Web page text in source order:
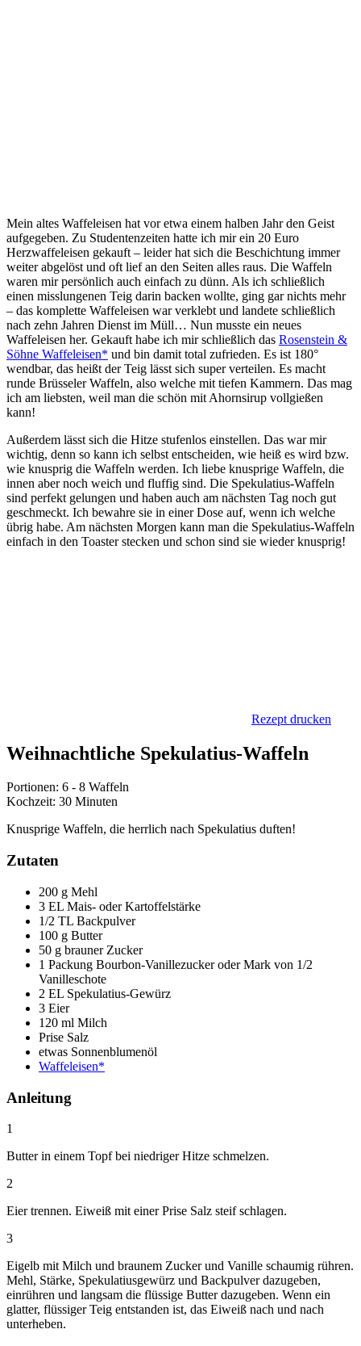
Mein altes Waffeleisen hat vor etwa einem halben Jahr den Geist
aufgegeben. Zu Studentenzeiten hatte ich mir ein 20 Euro
Herzwaffeleisen gekauft – leider hat sich die Beschichtung immer
weiter abgelöst und oft lief an den Seiten alles raus. Die Waffeln
waren mir persönlich auch einfach zu dünn. Als ich schließlich
einen misslungenen Teig darin backen wollte, ging gar nichts mehr
– das komplette Waffeleisen war verklebt und landete schließlich
nach zehn Jahren Dienst im Müll… Nun musste ein neues
Waffeleisen her. Gekauft habe ich mir schließlich das Rosenstein &
Söhne Waffeleisen* und bin damit total zufrieden. Es ist 180°
wendbar, das heißt der Teig lässt sich super verteilen. Es macht
runde Brüsseler Waffeln, also welche mit tiefen Kammern. Das mag
ich am liebsten, weil man die schön mit Ahornsirup vollgießen
kann!
Außerdem lässt sich die Hitze stufenlos einstellen. Das war mir
wichtig, denn so kann ich selbst entscheiden, wie heiß es wird bzw.
wie knusprig die Waffeln werden. Ich liebe knusprige Waffeln, die
innen aber noch weich und fluffig sind. Die Spekulatius-Waffeln
sind perfekt gelungen und haben auch am nächsten Tag noch gut
geschmeckt. Ich bewahre sie in einer Dose auf, wenn ich welche
übrig habe. Am nächsten Morgen kann man die Spekulatius-Waffeln
einfach in den Toaster stecken und schon sind sie wieder knusprig!
Rezept drucken
Weihnachtliche Spekulatius-Waffeln
Portionen: 6 - 8 Waffeln
Kochzeit: 30 Minuten
Knusprige Waffeln, die herrlich nach Spekulatius duften!
Zutaten
200 g Mehl
3 EL Mais- oder Kartoffelstärke
1/2 TL Backpulver
100 g Butter
50 g brauner Zucker
1 Packung Bourbon-Vanillezucker oder Mark von 1/2
Vanilleschote
2 EL Spekulatius-Gewürz
3 Eier
120 ml Milch
Prise Salz
etwas Sonnenblumenöl
Waffeleisen*
Anleitung
1
Butter in einem Topf bei niedriger Hitze schmelzen.
2
Eier trennen. Eiweiß mit einer Prise Salz steif schlagen.
3
Eigelb mit Milch und braunem Zucker und Vanille schaumig rühren.
Mehl, Stärke, Spekulatiusgewürz und Backpulver dazugeben,
einrühren und langsam die flüssige Butter dazugeben. Wenn ein
glatter, flüssiger Teig entstanden ist, das Eiweiß nach und nach
unterheben.